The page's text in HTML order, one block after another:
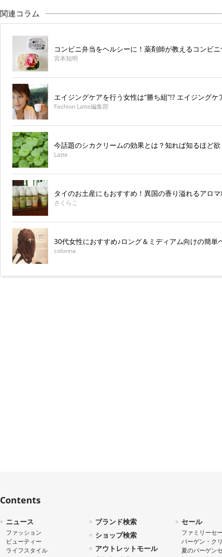
関連コラム
コンビニ弁当をヘルシーに！薬剤師が教えるコンビ
宮本知明
エイジングケアを行う女性は“勝ち組”!? エイジング
Fashion Latte編集部
今話題のシカクリームの効果とは？知れば知るほど
Latte
タイのお土産にもおすすめ！異国の香り溢れるアロ
さくらこ
30代女性におすすめ♪ロング＆ミディアム向けの簡単
colonna
Contents
ニュース
ファッション
ビューティー
ライフスタイル
ブランド検索
ショップ検索
アウトレットモール
セール
ファミリーセ
バーゲン・ク
夏のバーゲン